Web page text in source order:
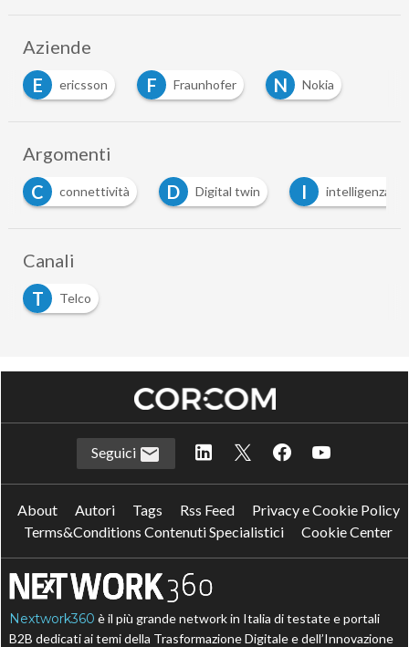
Aziende
E
ericsson F Fraunhofer N Nokia
Argomenti
D
Digital twin I intelligenza artificiale S
Canali
T
Telco
Seguici
About Autori Tags Rss Feed
Privacy e Cookie Policy
Terms&Conditions Contenuti Specialistici
Cookie Center
Nextwork360 è il più grande network in Italia di testate e portali
B2B dedicati ai temi della Trasformazione Digitale e dell’Innovazione